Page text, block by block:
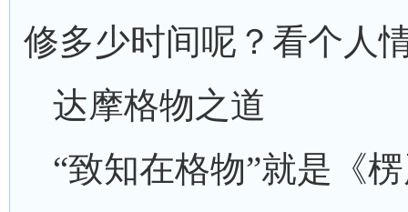
修多少时间呢？看个人
达摩格物之道
“致知在格物”就是《